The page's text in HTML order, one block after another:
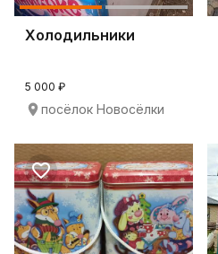
Холодильники
5 000 ₽
посёлок Новосёлки